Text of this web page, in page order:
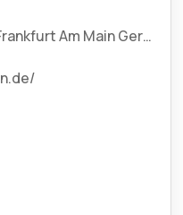
Am Main Germany